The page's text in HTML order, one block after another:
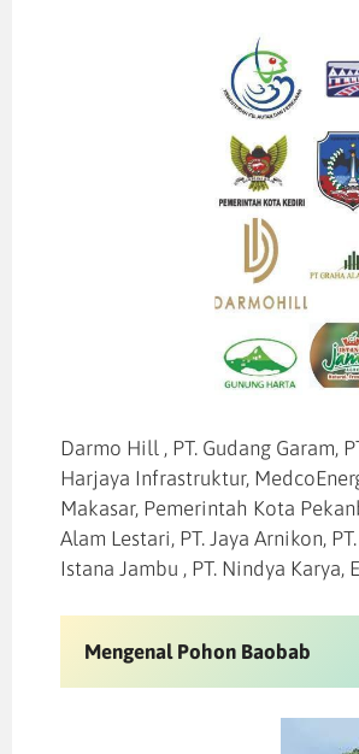
Darmo Hill , PT. Gudang Garam,
Harjaya Infrastruktur,
Makasar, Pemerintah Kota
Alam Lestari, PT. Jaya Arnikon,
Istana Jambu , PT. Nindya
Mengenal Pohon Baobab